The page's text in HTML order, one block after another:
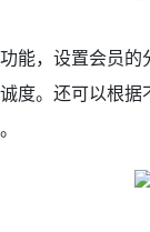
能，设置会员
度。还可以根